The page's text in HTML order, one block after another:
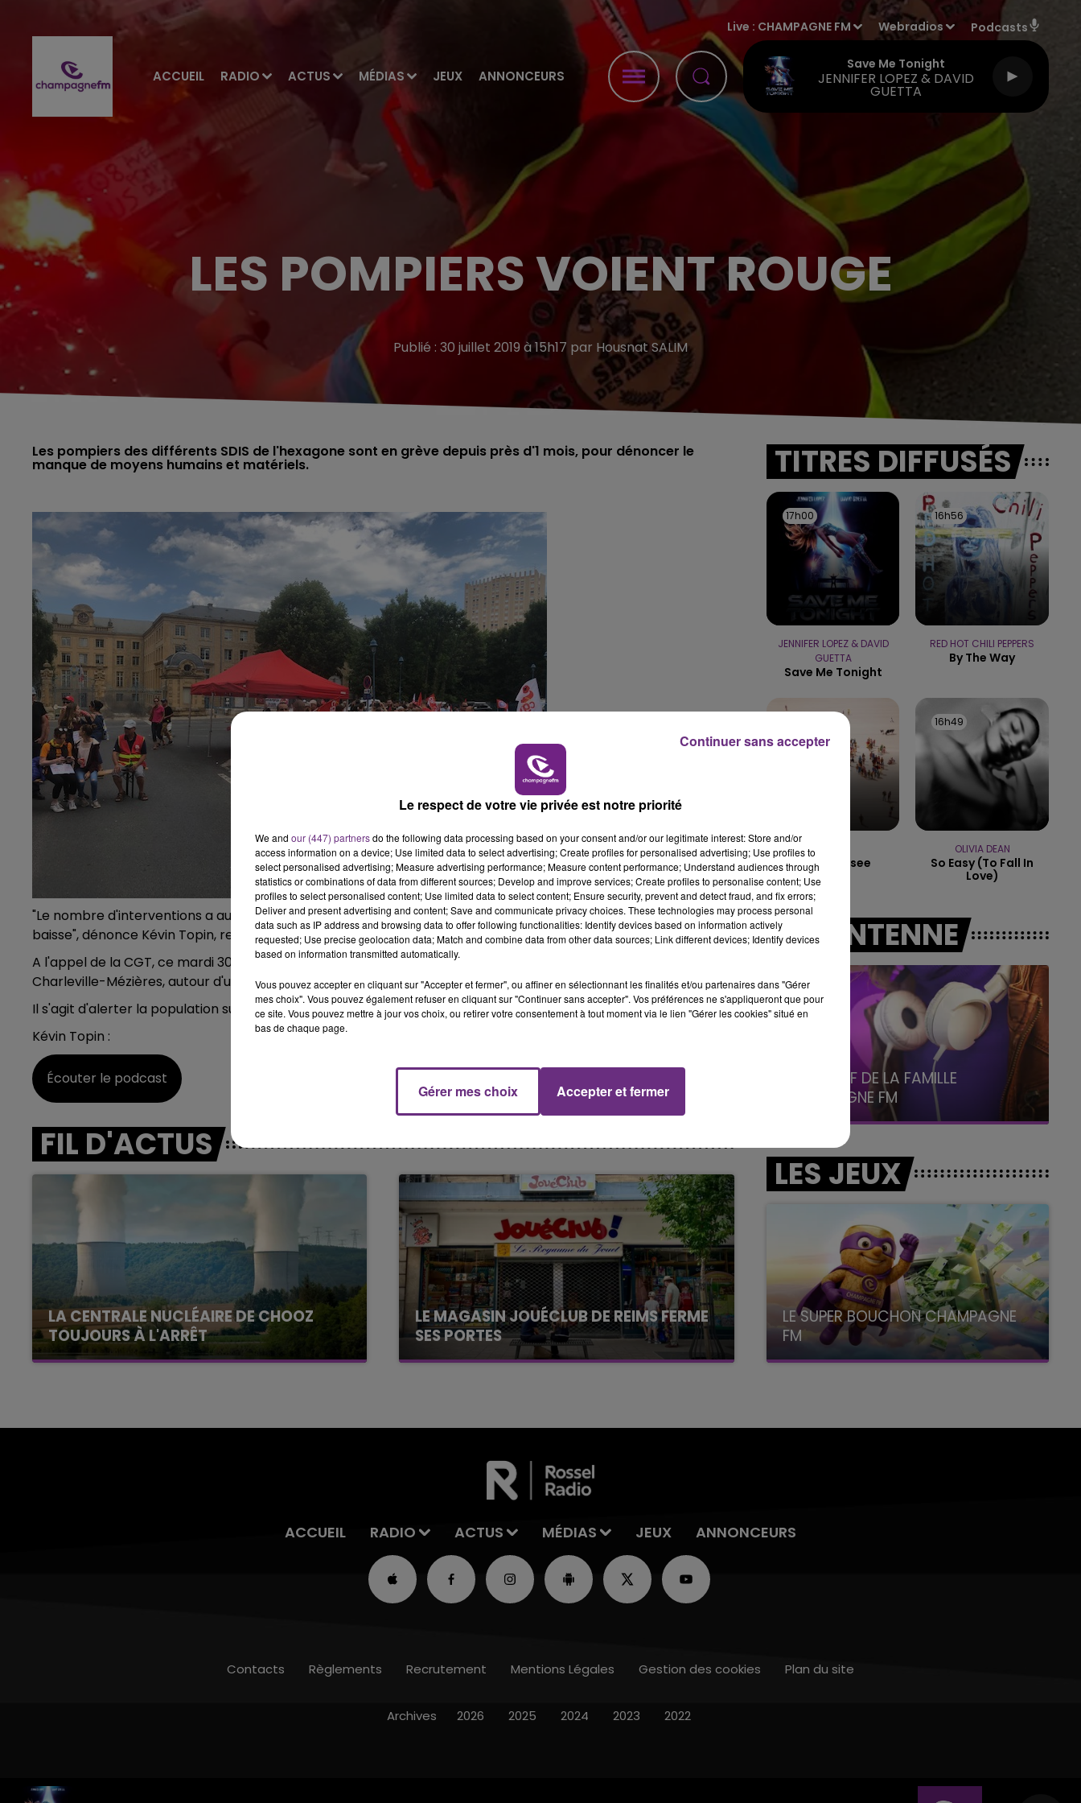
ACCUEIL RADIO ACTUS MÉDIAS JEUX ANNONCEURS
Live : CHAMPAGNE FM Webradios Podcasts
Save Me Tonight
JENNIFER LOPEZ & DAVID
GUETTA
19h00 - 19h15
LA POP MACHINE - CHAMPAGNE FM
19h15 - 20h00
LA RADIO POP
5h00 - 6h00
LE BEST OF DE LA FAMILLE
CHAMPAGNE FM
LES POMPIERS VOIENT ROUGE
Publié : 30 juillet 2019 à 15h17 par Housnat SALIM
Les pompiers des différents SDIS de l'hexagone sont en grève depuis près d'1 mois, pour dénoncer le
manque de moyens humains et matériels.
"Le nombre d'interventions a augmenté de 10% en 2018 dans les Ardennes, alors que nos moyens sont en
baisse", dénonce Kévin Topin, représentant syndical des pompiers dans le département.
A l'appel de la CGT, ce mardi 30 juillet, une vingtaine de soldats du feu se sont retrouvés devant la préfecture à
Charleville-Mézières, autour d'un barbecue revendicatif.
Il s'agit d'alerter la population sur leurs difficultés de mener à bien leur mission de service public.
Kévin Topin :
Écouter le podcast
FIL D'ACTUS
LA CENTRALE NUCLÉAIRE DE CHOOZ
TOUJOURS À L'ARRÊT
Cela fait déjà une semaine que la centrale
LE MAGASIN JOUÉCLUB DE REIMS FERME
SES PORTES
C'était l'une des institutions du centre-ville
TITRES DIFFUSÉS
17h00
17h00
JENNIFER LOPEZ & DAVID
GUETTA
Save Me Tonight
16h56
16h56
RED HOT CHILI PEPPERS
By The Way
La Traversee
16h49
16h49
OLIVIA DEAN
So Easy (to Fall In
Love)
A L'ANTENNE
FM
19h15 - 20h00
LA RADIO POP
LE BEST OF DE LA FAMILLE
CHAMPAGNE FM
La Famille
LES JEUX
LE SUPER BOUCHON CHAMPAGNE
FM
avec La Famille Champagne FM, à 8H10
ACCUEIL RADIO ACTUS MÉDIAS JEUX ANNONCEURS
Contacts Règlements Recrutement Mentions Légales Gestion des cookies Plan du site
Archives 2026 2025 2024 2023 2022
Le respect de votre vie privée est notre priorité
We and our (447) partnersdo the following data processing based on your consent and/or our legitimate interest: Store and/or
access information on a device; Use limited data to select advertising; Create profiles for personalised advertising; Use profiles to
select personalised advertising; Measure advertising performance; Measure content performance; Understand audiences through
statistics or combinations of data from different sources; Develop and improve services; Create profiles to personalise content; Use
profiles to select personalised content; Use limited data to select content; Ensure security, prevent and detect fraud, and fix errors;
Deliver and present advertising and content; Save and communicate privacy choices. These technologies may process personal
data such as IP address and browsing data to offer following functionalities: Identify devices based on information actively
requested; Use precise geolocation data; Match and combine data from other data sources; Link different devices; Identify devices
based on information transmitted automatically.
Vous pouvez accepter en cliquant sur "Accepter et fermer", ou affiner en sélectionnant les finalités et/ou partenaires dans "Gérer
mes choix". Vous pouvez également refuser en cliquant sur "Continuer sans accepter". Vos préférences ne s'appliqueront que pour
ce site. Vous pouvez mettre à jour vos choix, ou retirer votre consentement à tout moment via le lien "Gérer les cookies" situé en
bas de chaque page.
Gérer mes choix Accepter et fermer
Continuer sans accepter